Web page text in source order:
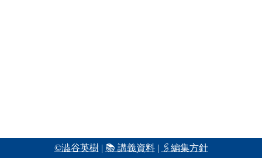
©澁谷英樹| 📚 講義資料| 🖇編集方針